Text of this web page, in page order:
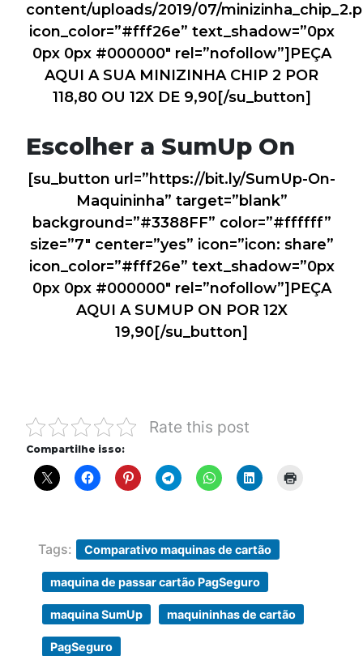
content/uploads/2019/07/
icon_color=”#fff26e” text_shadow=”0px
0px 0px #000000″ rel=”nofollow”]PEÇA
AQUI A SUA MINIZINHA CHIP 2 POR
118,80 OU 12X DE 9,90[/su_button]
Escolher a SumUp On
[su_button url=”https://bit.ly/SumUp-On-
Maquininha” target=”blank”
background=”#3388FF” color=”#ffffff”
size=”7″ center=”yes” icon=”icon: share”
icon_color=”#fff26e” text_shadow=”0px
0px 0px #000000″ rel=”nofollow”]PEÇA
AQUI A SUMUP ON POR 12X
19,90[/su_button]
Rate this post
Compartilhe isso:
Tags: Comparativo maquinas de cartão
maquina de passar cartão PagSeguro
maquina SumUp maquininhas de cartão
PagSeguro